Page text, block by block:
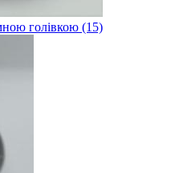
голівкою (15)